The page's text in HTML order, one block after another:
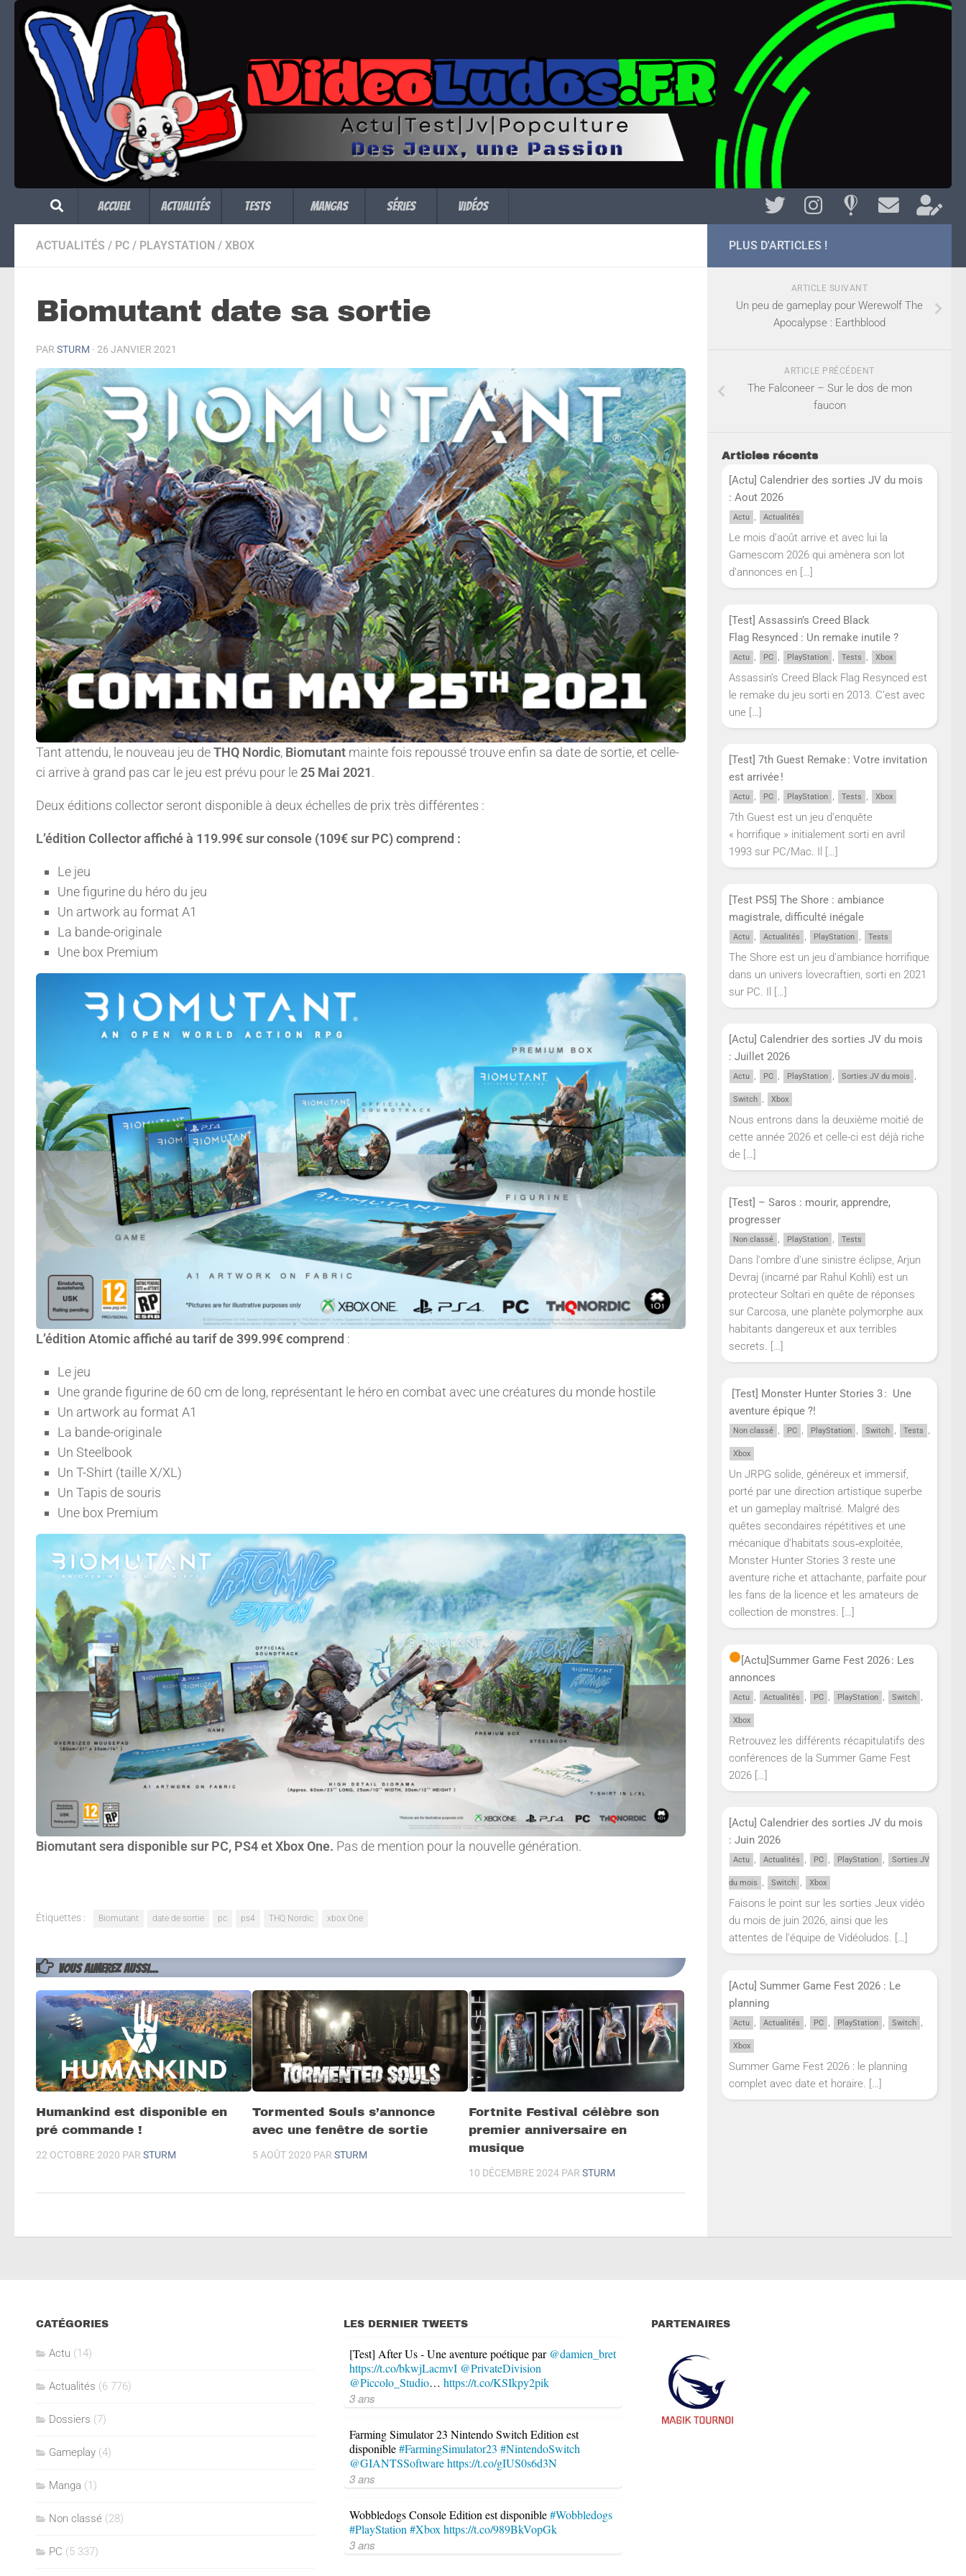
Skip to content
Accueil Actualités Tests Mangas Séries Vidéos
ACTUALITÉS / PC / PLAYSTATION / XBOX
Biomutant date sa sortie
PAR STURM · 26 JANVIER 2021
Tant attendu, le nouveau jeu deTHQ Nordic, Biomutant mainte fois repoussé trouve enfin sa date de sortie, et celle-
ci arrive à grand pas car le jeu est prévu pour le25 Mai 2021.
Deux éditions collector seront disponible à deux échelles de prix très différentes :
L’édition Collector affiché à 119.99€ sur console (109€ sur PC) comprend :
Le jeu
Une figurine du héro du jeu
Un artwork au format A1
La bande-originale
Une box Premium
L’édition Atomic affiché au tarif de 399.99€ comprend :
Le jeu
Une grande figurine de 60 cm de long, représentant le héro en combat avec une créatures du monde hostile
Un artwork au format A1
La bande-originale
Un Steelbook
Un T-Shirt (taille X/XL)
Un Tapis de souris
Une box Premium
Biomutant sera disponible sur PC, PS4 et Xbox One. Pas de mention pour la nouvelle génération.
Étiquettes : Biomutant date de sortie pc ps4 THQ Nordic xbox One
VOUS AIMEREZ AUSSI...
Humankind est disponible en
pré commande !
22 OCTOBRE 2020 PAR STURM
Tormented Souls s’annonce
avec une fenêtre de sortie
5 AOÛT 2020 PARSTURM
Fortnite Festival célèbre son
premier anniversaire en
musique
10 DÉCEMBRE 2024 PARSTURM
PLUS D'ARTICLES !
ARTICLE SUIVANT
Un peu de gameplay pour Werewolf The
Apocalypse : Earthblood
ARTICLE PRÉCÉDENT
The Falconeer – Sur le dos de mon
faucon
Articles récents
[Actu] Calendrier des sorties JV du mois
: Aout 2026
Actu , Actualités
Le mois d’août arrive et avec lui la
Gamescom 2026 qui amènera son lot
d’annonces en […]
[Test] Assassin’s Creed Black
Flag Resynced : Un remake inutile ?
Actu , PC , PlayStation , Tests , Xbox
Assassin’s Creed Black Flag Resynced est
le remake du jeu sorti en 2013. C’est avec
une […]
[Test] 7th Guest Remake : Votre invitation
est arrivée !
Actu , PC , PlayStation , Tests , Xbox
7th Guest est un jeu d’enquête
« horrifique » initialement sorti en avril
1993 sur PC/Mac. Il
[…]
[Test PS5] The Shore : ambiance
magistrale, difficulté inégale
Actu , Actualités , PlayStation , Tests
The Shore est un jeu d’ambiance horrifique
dans un univers lovecraftien, sorti en 2021
sur PC. Il […]
[Actu] Calendrier des sorties JV du mois
: Juillet 2026
Actu , PC , PlayStation , Sorties JV du mois ,
Switch , Xbox
Nous entrons dans la deuxième moitié de
cette année 2026 et celle-ci est déjà riche
de […]
[Test] – Saros : mourir, apprendre,
progresser
Non classé , PlayStation , Tests
Dans l'ombre d'une sinistre éclipse, Arjun
Devraj (incarné par Rahul Kohli) est un
protecteur Soltari en quête de réponses
sur Carcosa, une planète polymorphe aux
habitants dangereux et aux terribles
secrets. […]
[Test] Monster Hunter Stories 3 : Une
aventure épique ?!
Non classé , PC , PlayStation , Switch , Tests ,
Xbox
Un JRPG solide, généreux et immersif,
porté par une direction artistique superbe
et un gameplay maîtrisé. Malgré des
quêtes secondaires répétitives et une
mécanique d’habitats sous‑exploitée,
Monster Hunter Stories 3 reste une
aventure riche et attachante, parfaite pour
les fans de la licence et les amateurs de
collection de monstres. […]
[Actu]Summer Game Fest 2026 : Les
annonces
Actu , Actualités , PC , PlayStation , Switch ,
Xbox
Retrouvez les différents récapitulatifs des
conférences de la Summer Game Fest
2026 […]
[Actu] Calendrier des sorties JV du mois
: Juin 2026
Actu , Actualités , PC , PlayStation , Sorties JV
du mois , Switch , Xbox
Faisons le point sur les sorties Jeux vidéo
du mois de juin 2026, ainsi que les
attentes de l'équipe de Vidéoludos. […]
[Actu] Summer Game Fest 2026 : Le
planning
Actu , Actualités , PC , PlayStation , Switch ,
Xbox
Summer Game Fest 2026 : le planning
complet avec date et horaire. […]
CATÉGORIES
Actu (14)
Actualités (6 776)
Dossiers (7)
Gameplay (4)
Manga (1)
Non classé (28)
PC (5 337)
LES DERNIER TWEETS
[Test] After Us - Une aventure poétique par @damien_bret
https://t.co/bkwjLacmvI @PrivateDivision
@Piccolo_Studio… https://t.co/KSIkpy2pik
3 ans
Farming Simulator 23 Nintendo Switch Edition est
disponible#FarmingSimulator23 #NintendoSwitch
@GIANTSSoftwarehttps://t.co/gIUS0s6d3N
3 ans
Wobbledogs Console Edition est disponible#Wobbledogs
#PlayStation #Xbox https://t.co/989BkVopGk
3 ans
PARTENAIRES